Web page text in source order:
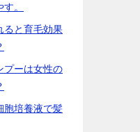
。
ると育毛効果
プーは女性の
胞培養液で髪